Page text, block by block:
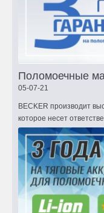
Поломоечные
05-07-21
BECKER производит
которое несет